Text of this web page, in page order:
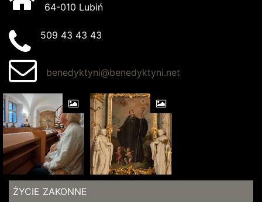
64-010 Lubiń
509 43 43 43
benedyktyni@benedyktyni.net
ŻYCIE ZAKONNE